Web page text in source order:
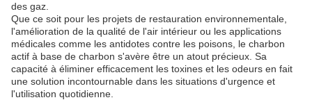
des gaz.
Que ce soit pour les projets de restauration environnementale,
l'amélioration de la qualité de l'air intérieur ou les applications
médicales comme les antidotes contre les poisons, le charbon
actif à base de charbon s'avère être un atout précieux. Sa
capacité à éliminer efficacement les toxines et les odeurs en fait
une solution incontournable dans les situations d'urgence et
l'utilisation quotidienne.